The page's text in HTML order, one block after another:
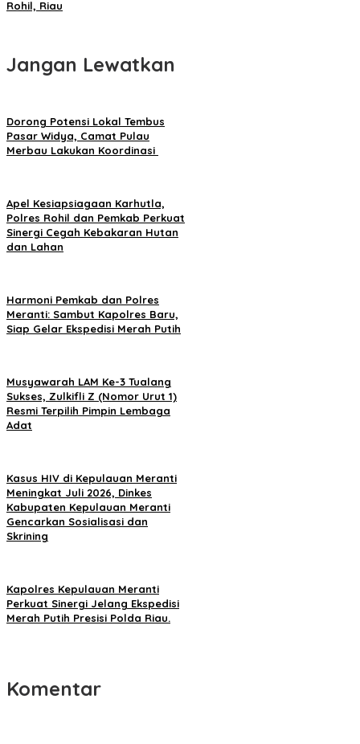
Rohil, Riau
Jangan Lewatkan
Dorong Potensi Lokal Tembus
Pasar Widya, Camat Pulau
Merbau Lakukan Koordinasi
Apel Kesiapsiagaan Karhutla,
Polres Rohil dan Pemkab Perkuat
Sinergi Cegah Kebakaran Hutan
dan Lahan
Harmoni Pemkab dan Polres
Meranti: Sambut Kapolres Baru,
Siap Gelar Ekspedisi Merah Putih
Musyawarah LAM Ke-3 Tualang
Sukses, Zulkifli Z (Nomor Urut 1)
Resmi Terpilih Pimpin Lembaga
Adat
Kasus HIV di Kepulauan Meranti
Meningkat Juli 2026, Dinkes
Kabupaten Kepulauan Meranti
Gencarkan Sosialisasi dan
Skrining
Kapolres Kepulauan Meranti
Perkuat Sinergi Jelang Ekspedisi
Merah Putih Presisi Polda Riau.
Komentar